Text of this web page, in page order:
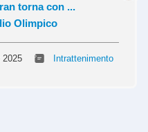
torna con ...
Olimpico
2025 Intrattenimento